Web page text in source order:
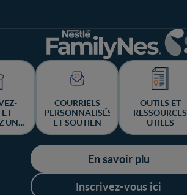
UNE
DE
COURRIELS
PERSONNALISÉS
ET SOUTIEN
OUTILS ET
RESSOURCES
UTILES
En savoir plu
Inscrivez-vous ici